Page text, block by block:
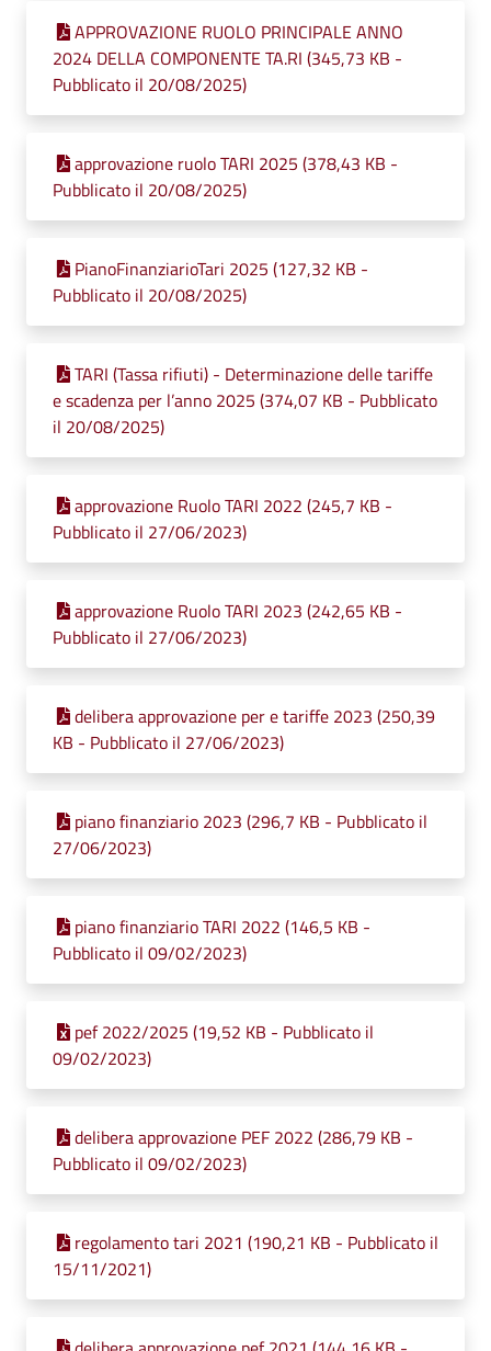
APPROVAZIONE RUOLO PRINCIPALE ANNO
2024 DELLA COMPONENTE TA.RI (345,73 KB -
Pubblicato il 20/08/2025)
approvazione ruolo TARI 2025 (378,43 KB -
Pubblicato il 20/08/2025)
PianoFinanziarioTari 2025 (127,32 KB -
Pubblicato il 20/08/2025)
TARI (Tassa rifiuti) - Determinazione delle tariffe
e scadenza per l’anno 2025 (374,07 KB - Pubblicato
il 20/08/2025)
approvazione Ruolo TARI 2022 (245,7 KB -
Pubblicato il 27/06/2023)
approvazione Ruolo TARI 2023 (242,65 KB -
Pubblicato il 27/06/2023)
delibera approvazione per e tariffe 2023 (250,39
KB - Pubblicato il 27/06/2023)
piano finanziario 2023 (296,7 KB - Pubblicato il
27/06/2023)
piano finanziario TARI 2022 (146,5 KB -
Pubblicato il 09/02/2023)
pef 2022/2025 (19,52 KB - Pubblicato il
09/02/2023)
delibera approvazione PEF 2022 (286,79 KB -
Pubblicato il 09/02/2023)
regolamento tari 2021 (190,21 KB - Pubblicato il
15/11/2021)